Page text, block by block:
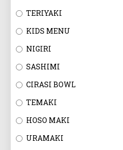
TERIYAKI
KIDS MENU
NIGIRI
SASHIMI
CIRASI BOWL
TEMAKI
HOSO MAKI
URAMAKI